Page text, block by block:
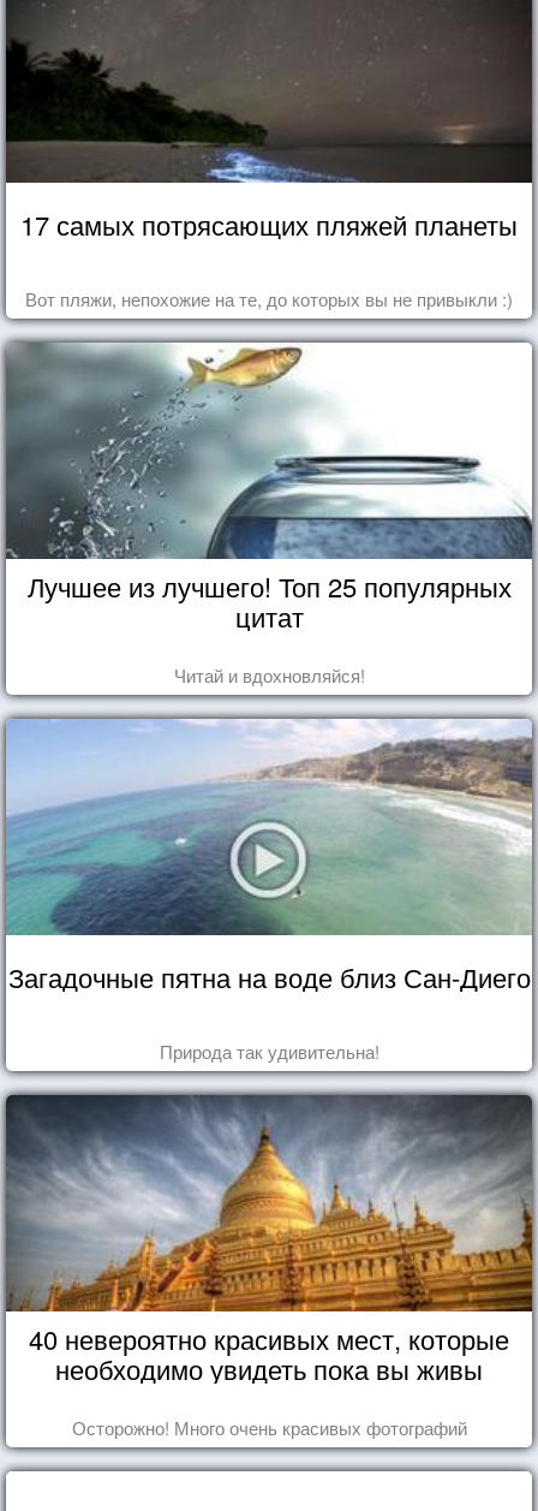
17 самых потрясающих пляжей планеты
Вот пляжи, непохожие на те, до которых вы не привыкли :)
Лучшее из лучшего! Топ 25 популярных
цитат
Читай и вдохновляйся!
Загадочные пятна на воде близ Сан-Диего
Природа так удивительна!
40 невероятно красивых мест, которые
необходимо увидеть пока вы живы
Осторожно! Много очень красивых фотографий